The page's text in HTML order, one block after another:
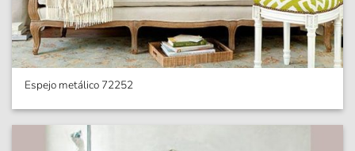
Espejo metálico 72252